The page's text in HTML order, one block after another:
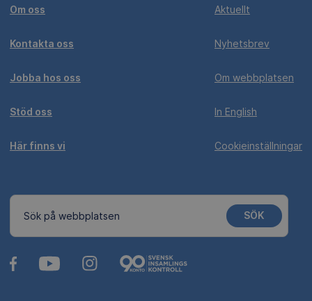
Om oss
Kontakta oss
Jobba hos oss
Stöd oss
Här finns vi
Aktuellt
Nyhetsbrev
Om webbplatsen
In English
Cookieinställningar
Sök på webbplatsen SÖK